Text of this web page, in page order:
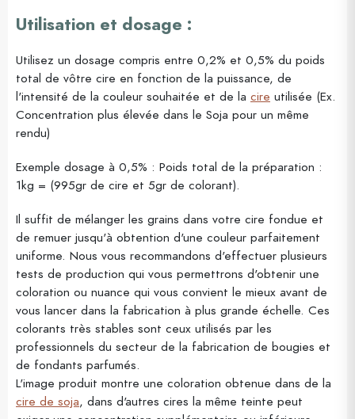
Utilisation et dosage :
Utilisez un dosage compris entre 0,2% et 0,5% du poids
total de vôtre cire en fonction de la puissance, de
l'intensité de la couleur souhaitée et de la cire utilisée (Ex.
Concentration plus élevée dans le Soja pour un même
rendu)
Exemple dosage à 0,5% : Poids total de la préparation :
1kg = (995gr de cire et 5gr de colorant).
Il suffit de mélanger les grains dans votre cire fondue et
de remuer jusqu'à obtention d'une couleur parfaitement
uniforme. Nous vous recommandons d'effectuer plusieurs
tests de production qui vous permettrons d'obtenir une
coloration ou nuance qui vous convient le mieux avant de
vous lancer dans la fabrication à plus grande échelle. Ces
colorants très stables sont ceux utilisés par les
professionnels du secteur de la fabrication de bougies et
de fondants parfumés.
L'image produit montre une coloration obtenue dans de la
cire de soja, dans d'autres cires la même teinte peut